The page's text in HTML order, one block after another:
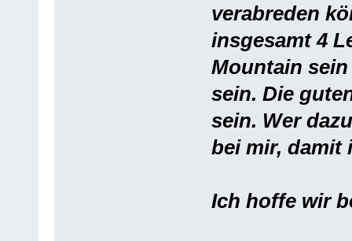
verabreden
insgesamt 4
Mountain
sein. Die
sein. Wer
bei mir, damit
Ich hoffe wir